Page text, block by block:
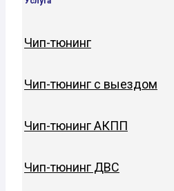
Чип-тюнинг
Чип-тюнинг с выездом
Чип-тюнинг АКПП
Чип-тюнинг ДВС